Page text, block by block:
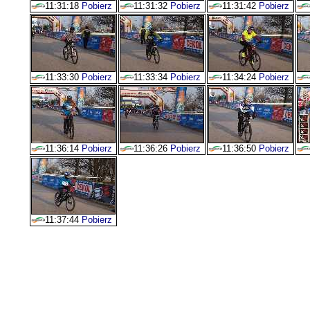
11:31:18 Pobierz 11:31:32 Pobierz 11:31:42 Pobierz
11:33:30 Pobierz 11:33:34 Pobierz 11:34:24 Pobierz
11:36:14 Pobierz 11:36:26 Pobierz 11:36:50 Pobierz
11:37:44 Pobierz